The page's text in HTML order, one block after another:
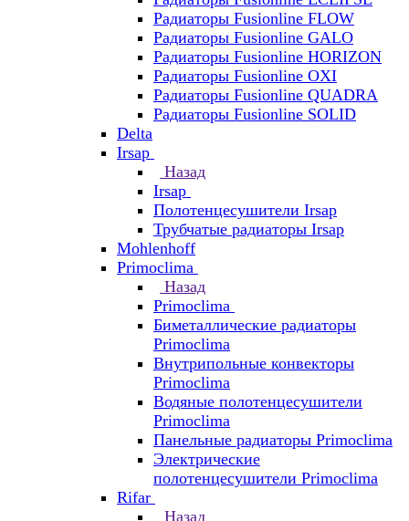
Радиаторы Fusionline FLOW
Радиаторы Fusionline GALO
Радиаторы Fusionline HORIZON
Радиаторы Fusionline OXI
Радиаторы Fusionline QUADRA
Радиаторы Fusionline SOLID
Delta
Irsap
Назад
Irsap
Полотенцесушители Irsap
Трубчатые радиаторы Irsap
Mohlenhoff
Primoclima
Назад
Primoclima
Биметаллические радиаторы
Primoclima
Внутрипольные конвекторы
Primoclima
Водяные полотенцесушители
Primoclima
Панельные радиаторы Primoclima
Электрические
полотенцесушители Primoclima
Rifar
Назад